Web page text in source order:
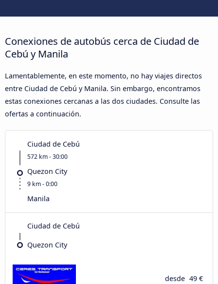
Conexiones de autobús cerca de Ciudad de
Cebú y Manila
Lamentablemente, en este momento, no hay viajes directos
entre Ciudad de Cebú y Manila. Sin embargo, encontramos
estas conexiones cercanas a las dos ciudades. Consulte las
ofertas a continuación.
Ciudad de Cebú
572 km - 30:00
Quezon City
9 km - 0:00
Manila
Ciudad de Cebú
Quezon City
desde 49 €